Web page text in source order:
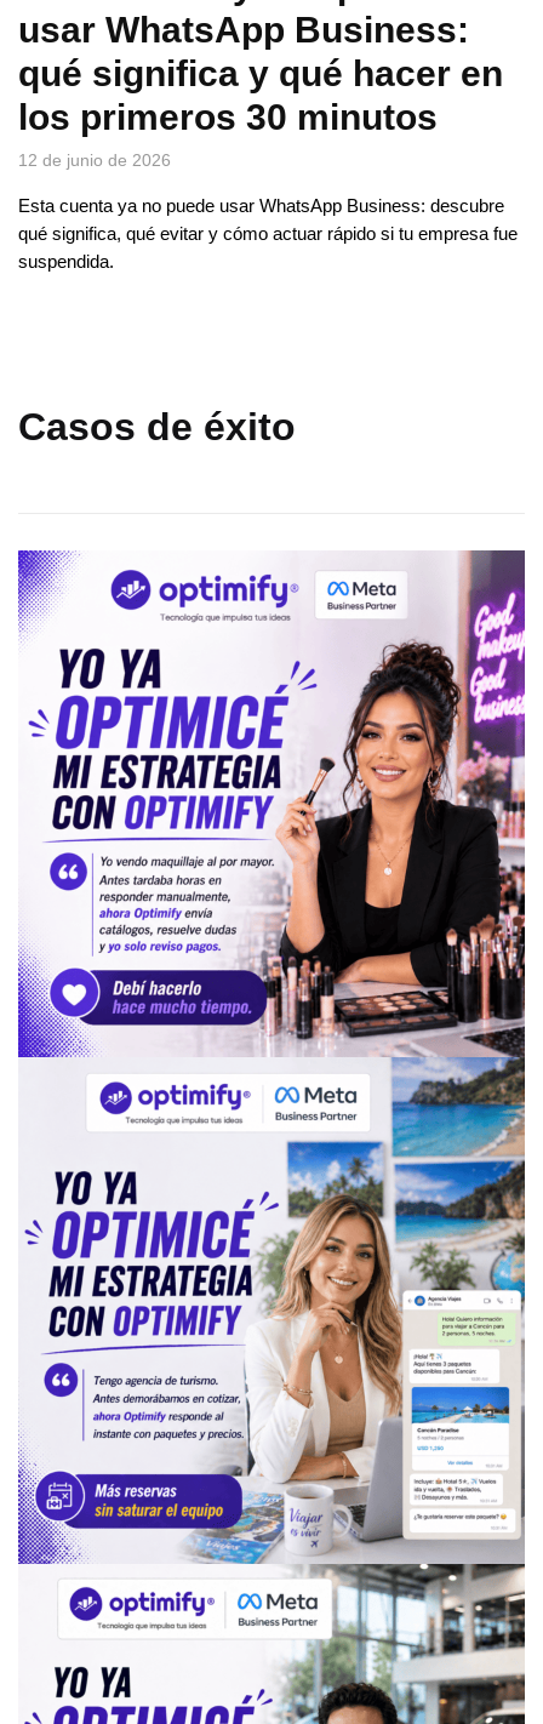
usar WhatsApp Business:
qué significa y qué hacer en
los primeros 30 minutos
12 de junio de 2026
Esta cuenta ya no puede usar WhatsApp Business: descubre
qué significa, qué evitar y cómo actuar rápido si tu empresa fue
suspendida.
Casos de éxito